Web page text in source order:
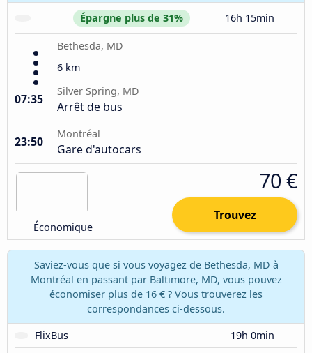
Épargne plus de 31% 16h 15min
Bethesda, MD
6 km
07:35
Silver Spring, MD
Arrêt de bus
23:50
Montréal
Gare d'autocars
Économique
70 €
Trouvez
Saviez-vous que si vous voyagez de Bethesda, MD à
Montréal en passant par Baltimore, MD, vous pouvez
économiser plus de 16 € ? Vous trouverez les
correspondances ci-dessous.
FlixBus
19h 0min